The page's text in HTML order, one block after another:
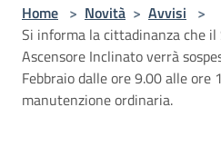
Home > Novità > Avvisi >
Si informa la cittadinanza che il
Ascensore Inclinato verrà
Febbraio dalle ore 9.00 alle
manutenzione ordinaria.